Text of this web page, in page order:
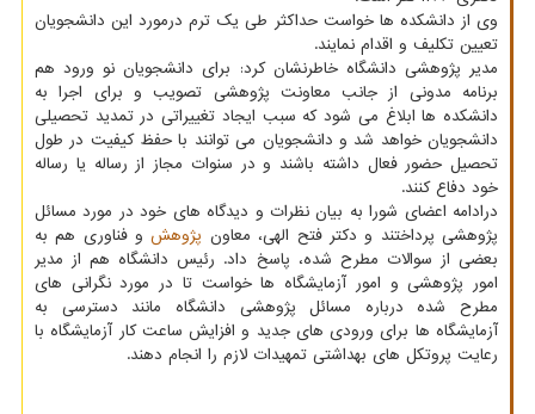
وی از دانشکده ها خواست حداکثر طی یک ترم درمورد این دانشجویان
تعیین تکلیف و اقدام نمایند.
مدیر پژوهشی دانشگاه خاطرنشان کرد: برای دانشجویان نو ورود هم
برنامه مدونی از جانب معاونت پژوهشی تصویب و برای اجرا به
دانشکده ها ابلاغ می شود که سبب ایجاد تغییراتی در تمدید تحصیلی
دانشجویان خواهد شد و دانشجویان می توانند با حفظ کیفیت در طول
تحصیل حضور فعال داشته باشند و در سنوات مجاز از رساله یا رساله
خود دفاع کنند.
درادامه اعضای شورا به بیان نظرات و دیدگاه های خود در مورد مسائل
پژوهشی پرداختند و دکتر فتح الهی، معاون پژوهشو فناوری هم به
بعضی از سوالات مطرح شده، پاسخ داد. رئیس دانشگاه هم از مدیر
امور پژوهشی و امور آزمایشگاه ها خواست تا در مورد نگرانی های
مطرح شده درباره مسائل پژوهشی دانشگاه مانند دسترسی به
آزمایشگاه ها برای ورودی های جدید و افزایش ساعت کار آزمایشگاه با
رعایت پروتکل های بهداشتی تمهیدات لازم را انجام دهند.